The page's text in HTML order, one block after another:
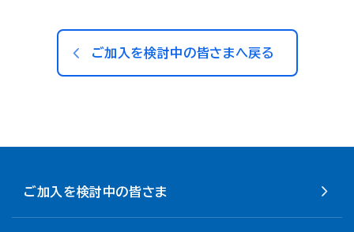
ご加入を検討中の皆さまへ戻る
ご加入を検討中の皆さま